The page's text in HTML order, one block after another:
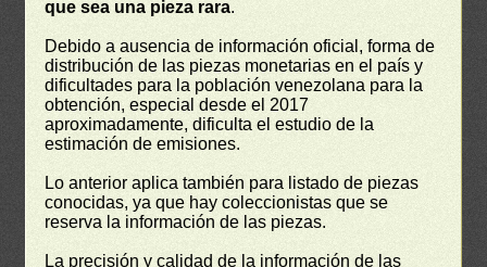
que sea una pieza rara.
Debido a ausencia de información oficial, forma de
distribución de las piezas monetarias en el país y
dificultades para la población venezolana para la
obtención, especial desde el 2017
aproximadamente, dificulta el estudio de la
estimación de emisiones.
Lo anterior aplica también para listado de piezas
conocidas, ya que hay coleccionistas que se
reserva la información de las piezas.
La precisión y calidad de la información de las